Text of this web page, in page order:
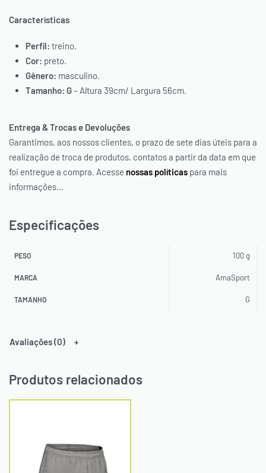
Características
Perfil: treino.
Cor: preto.
Gênero: masculino.
Tamanho: G– Altura 39cm/ Largura 56cm.
Entrega & Trocas e Devoluções
Garantimos, aos nossos clientes, o prazo de sete dias úteis para a
realização de troca de produtos, contatos a partir da data em que
foi entregue a compra. Acesse nossas políticas para mais
informações…
Especificações
PESO 100 g
MARCA AmaSport
TAMANHO G
Avaliações (0)
Produtos relacionados